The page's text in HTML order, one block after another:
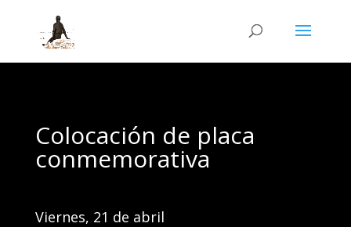
Colocación de placa
conmemorativa
Viernes, 21 de abril